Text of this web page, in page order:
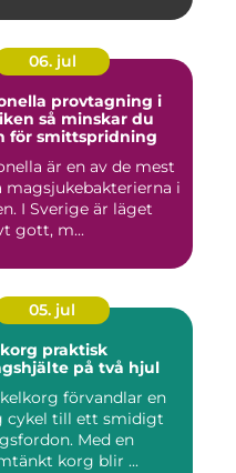
06. jul
provtagning i
du
för smittspridning
är en av de mest
magsjukebakterierna i
I Sverige är läget
gott, m...
05. jul
på två hjul
förvandlar en
cykel till ett smidigt
Med en
korg blir ...